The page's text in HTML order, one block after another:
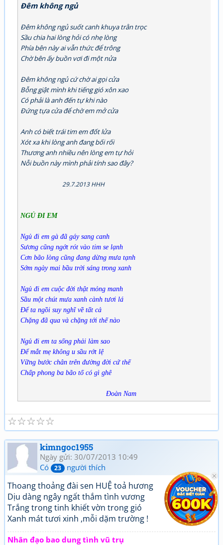
Đêm không ngủ
Đêm không ngủ suốt canh khuya trằn trọc
Sầu chia hai lòng hỏi có nhẹ lòng
Phía bên này ai vẫn thức để trông
Chờ bên ấy buồn vơi đi một nửa
Đêm không ngủ cứ chờ ai gọi cửa
Bỗng giật mình khi tiếng gió xôn xao
Có phải là anh đến tự khi nào
Đứng tựa cửa để chờ em mở cửa
Anh có biết trái tim em đốt lửa
Xót xa khi lòng anh đang bối rối
Thương anh nhiều nên lòng em tự hỏi
Nỗi buồn này mình phải tính sao đây?
29.7.2013 HHH
NGỦ ĐI EM
Ngủ đi em gà đã gáy sang canh
Sương cũng ngớt rót vào tim se lạnh
Cơn bão lòng cũng đang dừng mưa tạnh
Sớm ngày mai bầu trời sáng trong xanh
Ngủ đi em cuộc đời thật mỏng manh
Sầu một chút mưa xanh cành tươi lá
Để ta ngồi suy nghĩ về tất cả
Chặng đã qua và chặng tới thế nào
Ngủ đi em ta sống phải làm sao
Để mắt mẹ không u sầu rớt lệ
Vững bước chân trên đường đời cứ thế
Chấp phong ba bão tố có gì ghê
Đoàn Nam
☆
☆
☆
☆
☆
kimngoc1955
Ngày gửi: 30/07/2013 10:49
Có
23 người thích
Thoang thoảng đài sen HUỆ toả hương
Dịu dàng ngây ngất thắm tình vương
Trắng trong tinh khiết vờn trong gió
Xanh mát tươi xinh ,mỗi dặm trường !
Nhân đạo bao dung tình vũ trụ